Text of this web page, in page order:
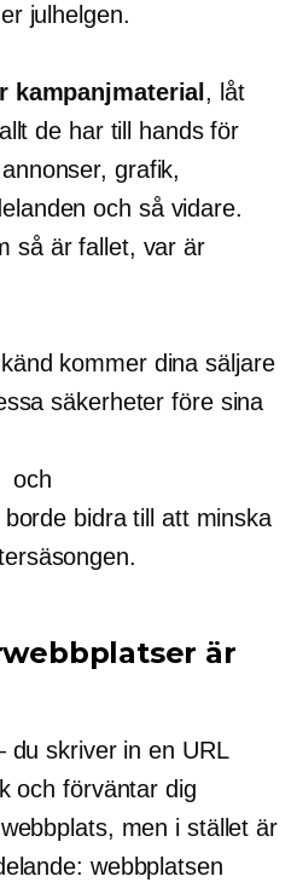
julhelgen.
kampanjmaterial , låt
de har till hands för
grafik,
och så vidare.
så är fallet, var är
kommer dina säljare
säkerheter före sina
bidra till att minska
är
skriver in en URL
och förväntar dig
men i stället är
webbplatsen